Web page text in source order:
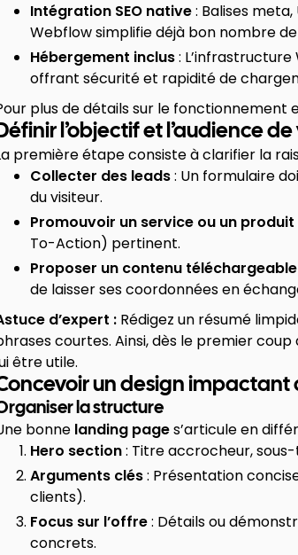
Intégration SEO native: Balises
Webflow simplifie déjà bon nombre
Hébergement inclus:
offrant sécurité et rapidité de
plus de détails sur le
l’objectif et l’audience
première étape consiste à clarifier la
Collecter des leads: Un formulaire
du visiteur.
Promouvoir un service ou un produit
To-Action) pertinent.
Proposer un contenu téléchargeable
de laisser ses coordonnées en
d’expert : Rédigez un résumé
courtes. Ainsi, dès le premier
être utile.
un design impactant
la structure
bonne landing pages’articule en
Hero section: Titre accrocheur,
Arguments clés: Présentation
clients).
Focus sur l’offre: Détails ou
concrets.